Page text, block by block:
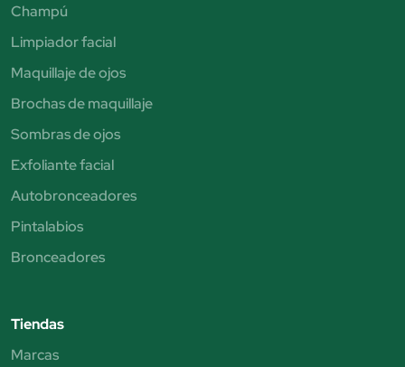
Champú
Limpiador facial
Maquillaje de ojos
Brochas de maquillaje
Sombras de ojos
Exfoliante facial
Autobronceadores
Pintalabios
Bronceadores
Tiendas
Marcas